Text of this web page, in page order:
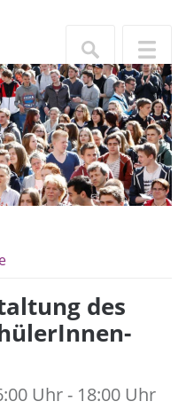
des
Uhr - 18:00 Uhr